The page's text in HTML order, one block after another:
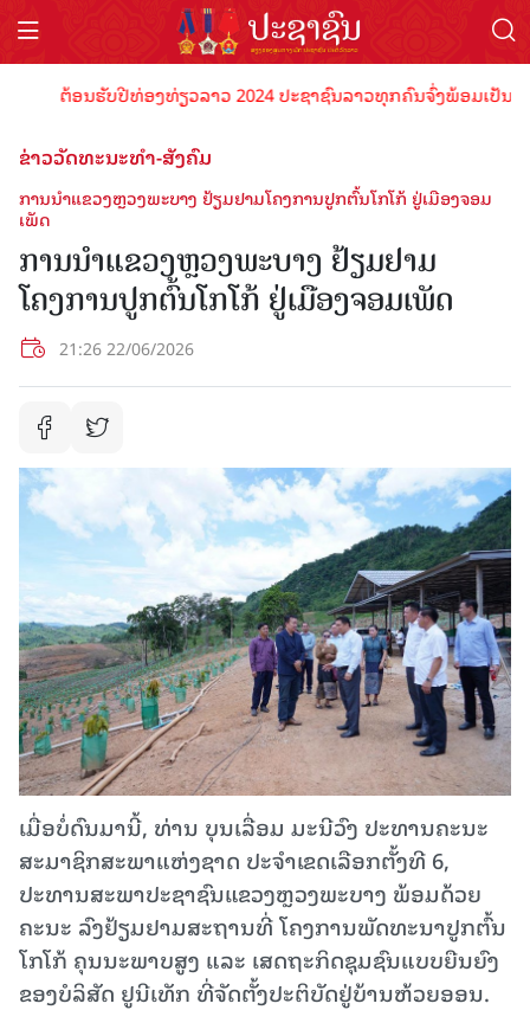
ຕ້ອນຮັບປີທ່ອງທ່ຽວລາວ 2024 ປະຊາຊົນລາວທຸກຄົນຈົ່ງພ້ອມເປັນເຈົ້
ຂ່າວວັດທະນະທຳ-ສັງຄົມ
ການນໍາແຂວງຫຼວງພະບາງ ຢ້ຽມຢາມໂຄງການປູກຕົ້ນໂກໂກ້ ຢູ່ເມືອງຈອມ
ເພັດ
ການນໍາແຂວງຫຼວງພະບາງ ຢ້ຽມຢາມ
ໂຄງການປູກຕົ້ນໂກໂກ້ ຢູ່ເມືອງຈອມເພັດ
21:26 22/06/2026
ເມື່ອ​ບໍ່​ດົນ​ມາ​ນີ້, ທ່ານ ບຸນເລື່ອມ ມະນີວົງ ປະທານຄະນະ
ສະມາຊິກສະພາແຫ່ງຊາດ ປະຈຳເຂດເລືອກຕັ້ງທີ 6,
ປະທານສະພາປະຊາຊົນແຂວງຫຼວງພະບາງ ພ້ອມດ້ວຍ
ຄະນະ ລົງຢ້ຽມຢາມສະຖານທີ່ ໂຄງການພັດທະນາປູກຕົ້ນ
ໂກໂກ້ ຄຸນນະພາບສູງ ແລະ ເສດຖະກິດຊຸມຊົນແບບຍືນຍົງ
ຂອງບໍລິສັດ ຢູນີເທັກ ທີ່ຈັດຕັ້ງປະຕິບັດຢູ່ບ້ານຫ້ວຍອອນ.